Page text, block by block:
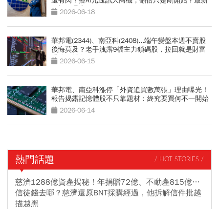
目標價曝光
2026-06-18
華邦電(2344)、南亞科(2408)...端午變盤本週不賣股
後悔莫及？老手洩露9檔主力鎖碼股，拉回就是財富
重分配機會
2026-06-15
華邦電、南亞科漲停「外資追買數萬張」理由曝光！
報告揭露記憶體股不只靠題材：終究要買何不一開始
就買2026-06-14
熱門話題 / HOT STORIES /
慈濟1288億資產揭秘！年捐贈72億、不動產815億…
信徒錢去哪？慈濟還原BNT採購經過，他拆解信件批越
描越黑